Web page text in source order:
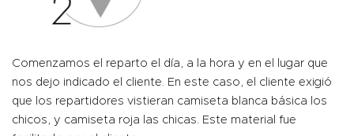
Comenzamos el reparto el día, a la hora y en el lugar que
nos dejo indicado el cliente. En este caso, el cliente exigió
que los repartidores vistieran camiseta blanca básica los
chicos, y camiseta roja las chicas. Este material fue